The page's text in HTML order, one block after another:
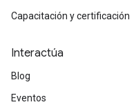
Capacitación y certificación
Interactúa
Blog
Eventos